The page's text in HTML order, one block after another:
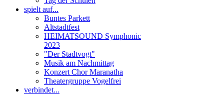
spielt auf...
Buntes Parkett
Altstadtfest
HEIMATSOUND Symphonic
2023
"Der Stadtvogt"
Musik am Nachmittag
Konzert Chor Maranatha
Theatergruppe Vogelfrei
verbindet...